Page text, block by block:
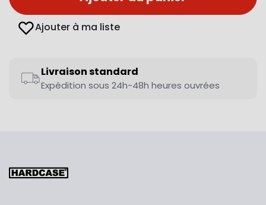
Ajouter à ma liste
Livraison standard
Expédition sous 24h-48h heures ouvrées